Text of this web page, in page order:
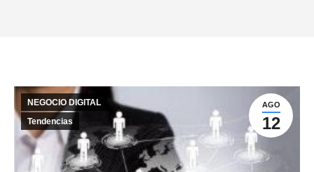
AGO
12
NEGOCIO DIGITAL
Tendencias